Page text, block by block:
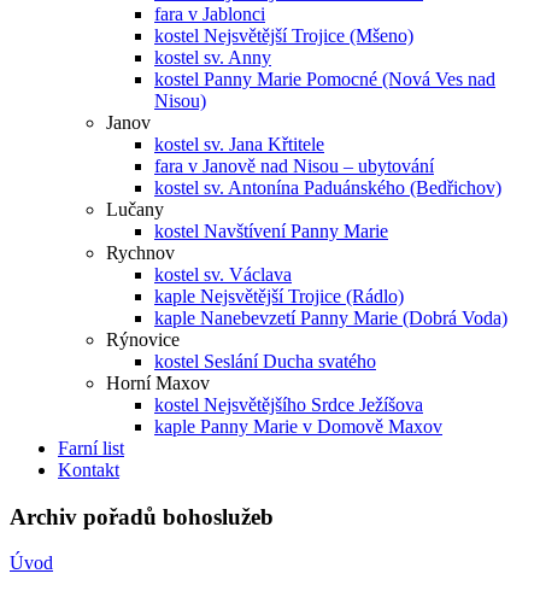
fara v Jablonci
kostel Nejsvětější Trojice (Mšeno)
kostel sv. Anny
kostel Panny Marie Pomocné (Nová Ves nad
Nisou)
Janov
kostel sv. Jana Křtitele
fara v Janově nad Nisou – ubytování
kostel sv. Antonína Paduánského (Bedřichov)
Lučany
kostel Navštívení Panny Marie
Rychnov
kostel sv. Václava
kaple Nejsvětější Trojice (Rádlo)
kaple Nanebevzetí Panny Marie (Dobrá Voda)
Rýnovice
kostel Seslání Ducha svatého
Horní Maxov
kostel Nejsvětějšího Srdce Ježíšova
kaple Panny Marie v Domově Maxov
Farní list
Kontakt
Archiv pořadů bohoslužeb
Úvod